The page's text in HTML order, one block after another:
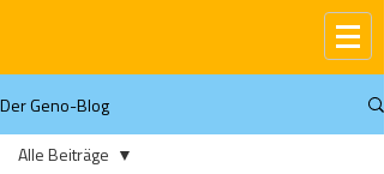
Der Geno-Blog
Alle Beiträge